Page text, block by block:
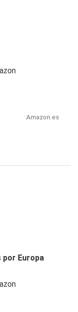
Amazon.es
por Europa